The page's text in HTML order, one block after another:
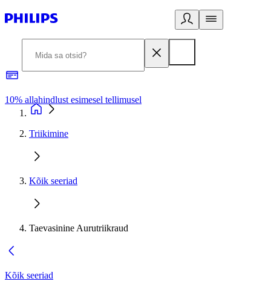
10% allahindlust esimesel tellimusel
Triikimine
Kõik seeriad
Taevasinine Aurutriikraud
Kõik seeriad